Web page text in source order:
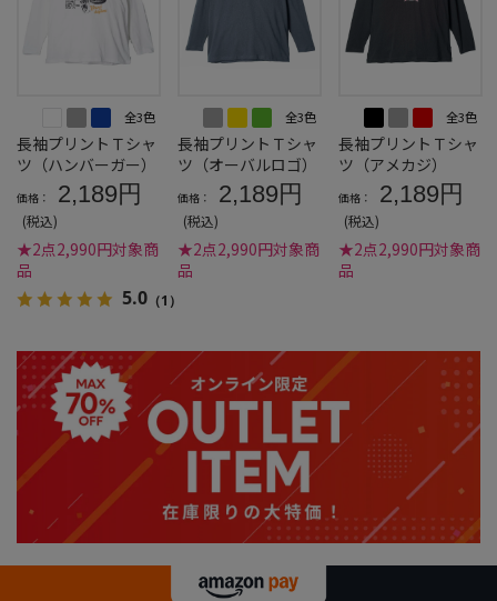
全3色
長袖プリントＴシャ
ツ（ハンバーガー）
価格： 2,189円
(税込)
★2点2,990円対象商
品
5.0 （1）
全3色
長袖プリントＴシャ
ツ（オーバルロゴ）
価格： 2,189円
(税込)
★2点2,990円対象商
品
全3色
長袖プリントＴシャ
ツ（アメカジ）
価格： 2,189円
(税込)
★2点2,990円対象商
品